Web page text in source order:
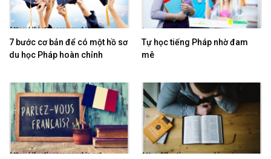
7 bước cơ bản để có một hồ sơ
du học Pháp hoàn chỉnh
Tự học tiếng Pháp nhờ đam
mê